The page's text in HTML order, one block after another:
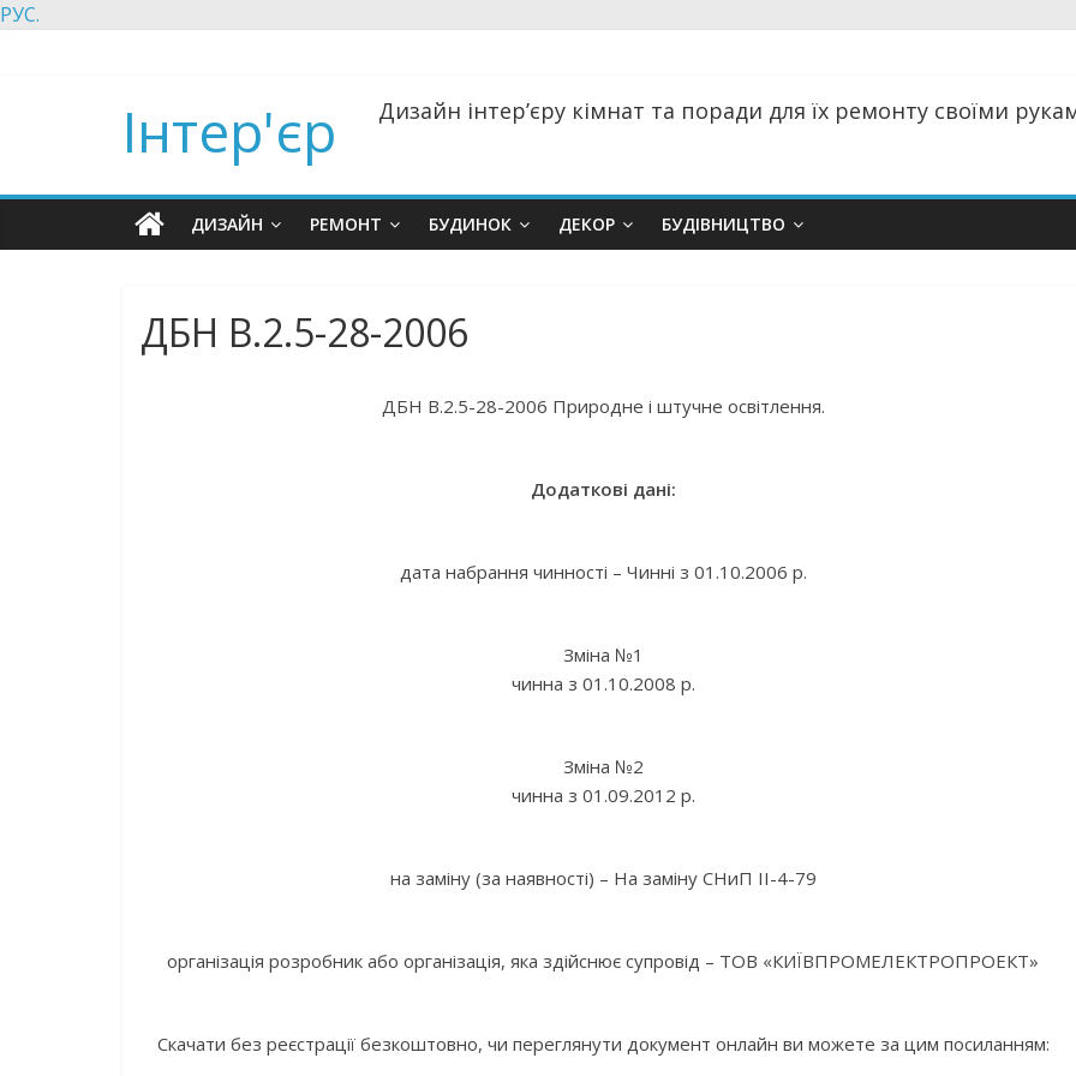
РУС.
Інтер'єр Дизайн інтер’єру кімнат та поради для їх ремонту своїми
ДИЗАЙН РЕМОНТ БУДИНОК ДЕКОР БУДІВНИЦТВО
ДБН В.2.5-28-2006
ДБН В.2.5-28-2006 Природне і штучне освітлення.
Додаткові дані:
дата набрання чинності – Чинні з 01.10.2006 р.
Зміна №1
чинна з 01.10.2008 р.
Зміна №2
чинна з 01.09.2012 р.
на заміну (за наявності) – На заміну СНиП ІІ-4-79
організація розробник або організація, яка здійснює супровід – ТОВ «КИЇВПРОМЕЛЕКТРОПРОЕКТ»
Скачати без реєстрації безкоштовно, чи переглянути документ онлайн ви можете за цим посиланням: